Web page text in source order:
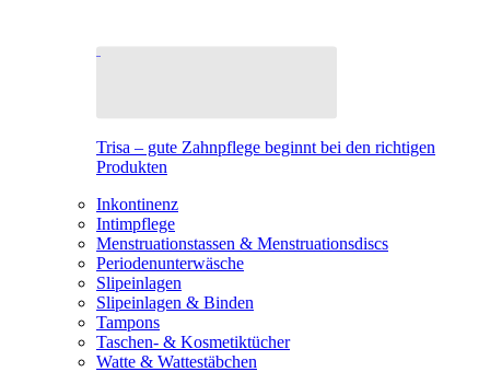
Trisa – gute Zahnpflege beginnt bei den richtigen
Produkten
Inkontinenz
Intimpflege
Menstruationstassen & Menstruationsdiscs
Periodenunterwäsche
Slipeinlagen
Slipeinlagen & Binden
Tampons
Taschen- & Kosmetiktücher
Watte & Wattestäbchen